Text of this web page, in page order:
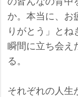
か。本当に、
りがとう」と
瞬間に立ち会え
る。
それぞれの人生